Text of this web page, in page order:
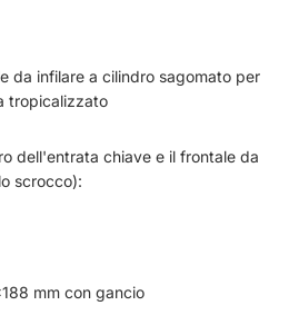
da infilare a cilindro sagomato per
tropicalizzato
dell'entrata chiave e il frontale da
scrocco):
mm con gancio